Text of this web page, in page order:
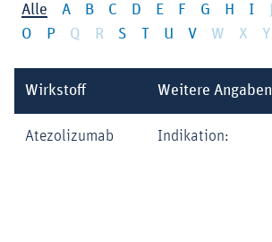
Alle A B C D E F G H I
O
P Q R S T U V W X Y
Wirkstoff Weitere Angaben
Atezolizumab Indikation: